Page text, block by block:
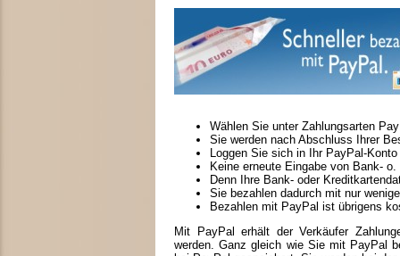
Wählen Sie unter Zahlungsarten
Sie werden nach Abschluss Ihrer
Loggen Sie sich in Ihr PayPal-
Keine erneute Eingabe von Bank-
Denn Ihre Bank- oder
Sie bezahlen dadurch mit nur
Bezahlen mit PayPal ist übrigens
Mit PayPal erhält der Verkäufer
werden. Ganz gleich wie Sie mit PayPal